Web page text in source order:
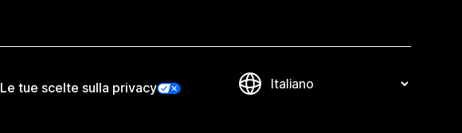
Le tue scelte sulla privacy